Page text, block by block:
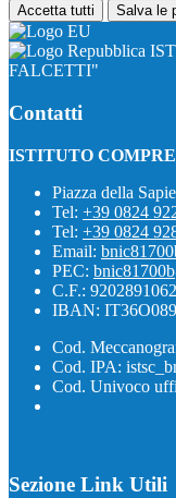
Accetta tutti Salva le
FALCETTI"
Contatti
ISTITUTO
Piazza della
Tel: +39 0824
Tel: +39 0824
Email:
PEC:
C.F.:
IBAN:
Cod.
Cod. IPA:
Cod. Univoco
Sezione Link Utili